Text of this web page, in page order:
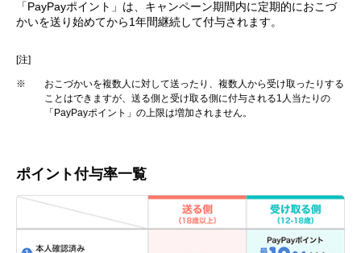
「PayPayポイント」は、キャンペーン期間内に定期的におこづ
かいを送り始めてから1年間継続して付与されます。
[注]
※
おこづかいを複数人に対して送ったり、複数人から受け取ったりする
ことはできますが、送る側と受け取る側に付与される1人当たりの
「PayPayポイント」の上限は増加されません。
ポイント付与率一覧